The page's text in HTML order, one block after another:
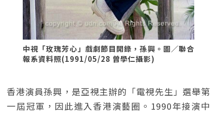
中視「玫瑰芳心」戲劇節目開錄，孫興。圖／聯合
報系資料照(1991/05/28 曾學仁攝影)
香港演員孫興，是亞視主辦的「電視先生」選舉第
一屆冠軍，因此進入香港演藝圈。1990年接演中